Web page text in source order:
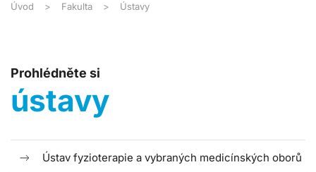
Úvod Fakulta Ústavy
Prohlédněte si
ústavy
Ústav fyzioterapie a vybraných medicínských oborů